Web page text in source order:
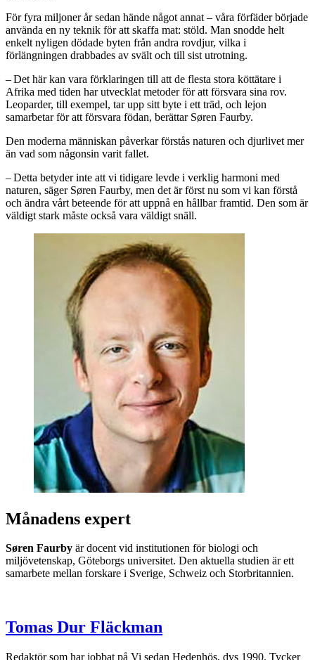
För fyra miljoner år sedan hände något annat – våra förfäder började
använda en ny teknik för att skaffa mat: stöld. Man snodde helt
enkelt nyligen dödade byten från andra rovdjur, vilka i
förlängningen drabbades av svält och till sist utrotning.
– Det här kan vara förklaringen till att de flesta stora köttätare i
Afrika med tiden har utvecklat metoder för att försvara sina rov.
Leoparder, till exempel, tar upp sitt byte i ett träd, och lejon
samarbetar för att försvara födan, berättar Søren Faurby.
Den moderna människan påverkar förstås naturen och djurlivet mer
än vad som någonsin varit fallet.
– Detta betyder inte att vi tidigare levde i verklig harmoni med
naturen, säger Søren Faurby, men det är först nu som vi kan förstå
och ändra vårt beteende för att uppnå en hållbar framtid. Den som är
väldigt stark måste också vara väldigt snäll.
Månadens expert
Søren Faurby är docent vid institutionen för biologi och
miljövetenskap, Göteborgs universitet. Den aktuella studien är ett
samarbete mellan forskare i Sverige, Schweiz och Storbritannien.
Tomas Dur Fläckman
Redaktör som har jobbat på Vi sedan Hedenhös, dvs 1990. Tycker